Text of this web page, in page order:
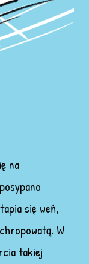
na
się weń,
W
takiej